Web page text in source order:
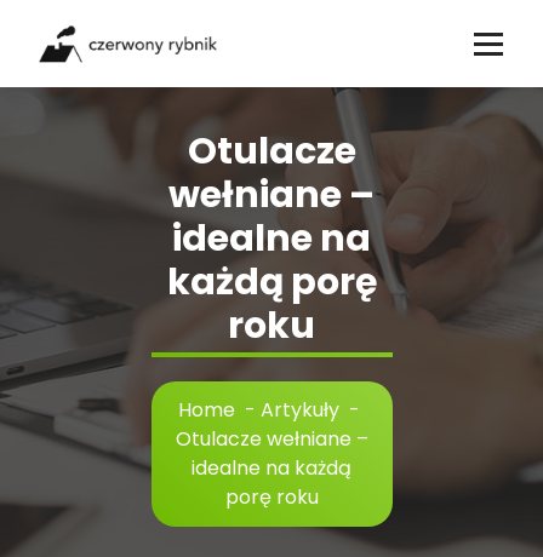
content
Otulacze
wełniane –
idealne na
każdą porę
roku
Home - Artykuły -
Otulacze wełniane –
idealne na każdą
porę roku